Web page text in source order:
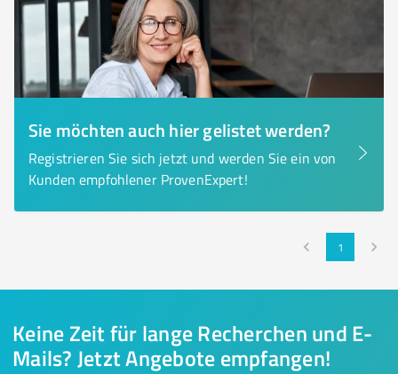
Sie möchten auch hier gelistet werden?
Registrieren Sie sich jetzt und werden Sie ein von
Kunden empfohlener ProvenExpert!
1
Keine Zeit für lange Recherchen und E-
Mails? Jetzt Angebote empfangen!